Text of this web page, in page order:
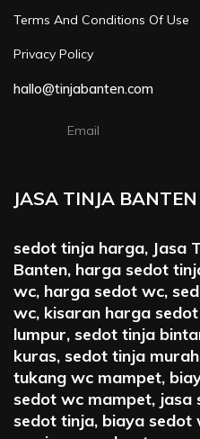
Terms And Conditions Of Use
Privacy Policy
hallo@tinjabanten.com
Email
JASA TINJA BANTEN
sedot tinja harga, Jasa
Banten, harga sedot
wc, harga sedot wc,
wc, kisaran harga
lumpur, sedot tinja
kuras, sedot tinja
tukang wc mampet,
sedot wc mampet, jasa
sedot tinja, biaya sedot